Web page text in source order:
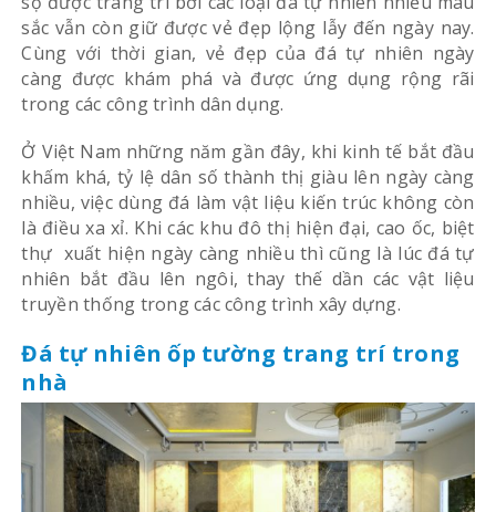
sắc vẫn còn giữ được vẻ đẹp lộng lẫy đến ngày nay.
Cùng với thời gian, vẻ đẹp của đá tự nhiên ngày
càng được khám phá và được ứng dụng rộng rãi
trong các công trình dân dụng.
Ở Việt Nam những năm gần đây, khi kinh tế bắt đầu
khấm khá, tỷ lệ dân số thành thị giàu lên ngày càng
nhiều, việc dùng đá làm vật liệu kiến trúc không còn
là điều xa xỉ. Khi các khu đô thị hiện đại, cao ốc, biệt
thự xuất hiện ngày càng nhiều thì cũng là lúc đá tự
nhiên bắt đầu lên ngôi, thay thế dần các vật liệu
truyền thống trong các công trình xây dựng.
Đá tự nhiên ốp tường trang trí trong
nhà